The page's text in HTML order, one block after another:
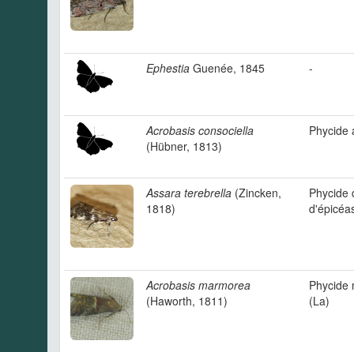
Ephestia Guenée, 1845 -
Acrobasis consociella
(Hübner, 1813)
Phycide
Assara terebrella (Zincken,
1818)
Phycide
Acrobasis marmorea
(Haworth, 1811)
Phycide
(La)